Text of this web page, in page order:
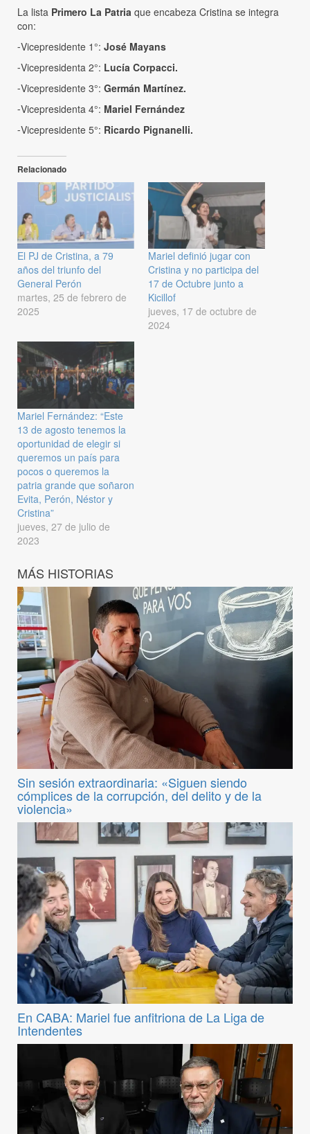
La lista Primero La Patria que encabeza Cristina se integra
con:
⁃Vicepresidente 1°: José Mayans
⁃Vicepresidenta 2°: Lucía Corpacci.
⁃Vicepresidente 3°: Germán Martínez.
⁃Vicepresidenta 4°: Mariel Fernández
⁃Vicepresidente 5°: Ricardo Pignanelli.
Relacionado
El PJ de Cristina, a 79
años del triunfo del
General Perón
martes, 25 de febrero de
2025
Mariel definió jugar con
Cristina y no participa del
17 de Octubre junto a
Kicillof
jueves, 17 de octubre de
2024
Mariel Fernández: “Este
13 de agosto tenemos la
oportunidad de elegir si
queremos un país para
pocos o queremos la
patria grande que soñaron
Evita, Perón, Néstor y
Cristina”
jueves, 27 de julio de
2023
MÁS HISTORIAS
Sin sesión extraordinaria: «Siguen siendo
cómplices de la corrupción, del delito y de la
violencia»
En CABA: Mariel fue anfitriona de La Liga de
Intendentes